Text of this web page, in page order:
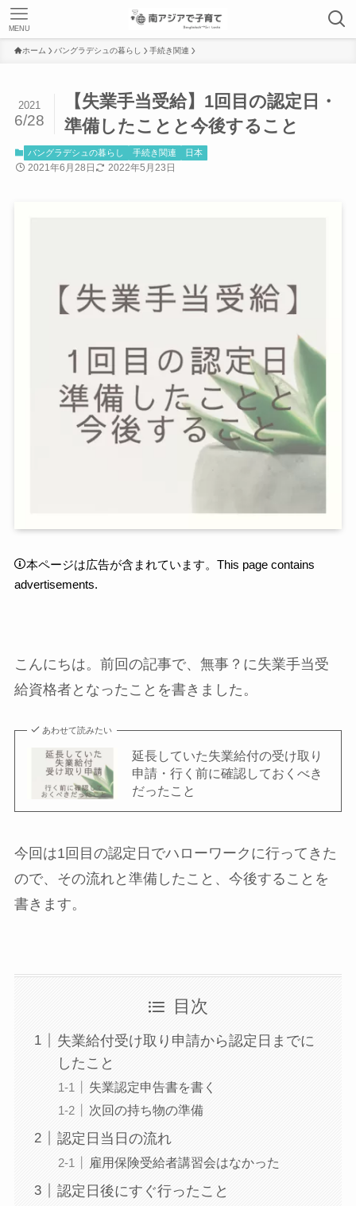
MENU
ホーム バングラデシュの暮らし 手続き関連
【失業手当受給】1回目の認定日・
準備したことと今後すること
2021
6/28
バングラデシュの暮らし 手続き関連 日本
2021年6月28日 2022年5月23日
本ページは広告が含まれています。This page contains
advertisements.
こんにちは。前回の記事で、無事？に失業手当受
給資格者となったことを書きました。
あわせて読みたい
延長していた失業給付の受け取り
申請・行く前に確認しておくべき
だったこと
今回は1回目の認定日でハローワークに行ってきた
ので、その流れと準備したこと、今後すること を
書きます。
目次
失業給付受け取り申請から認定日までに
したこと
失業認定申告書を書く
次回の持ち物の準備
認定日当日の流れ
雇用保険受給者講習会はなかった
認定日後にすぐ行ったこと